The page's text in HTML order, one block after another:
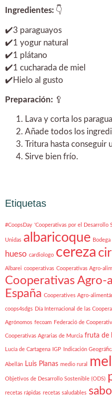
Ingredientes: 👇
✔️3 paraguayos
✔️1 yogur natural
✔️1 plátano
✔️1 cucharada de miel
✔️Hielo al gusto
Preparación: 🥄
Lava y corta los
Añade todos los
Tritura hasta conseguir
Sirve bien frío.
Etiquetas
#CoopsDay 'Cooperativas por el Desarrollo
Unidas albaricoque
hueso cardiologo cereza
Albarei cooperativas Cooperativas Agro-
Cooperativas Agro-
España Cooperatives Agro-
coops4sdgs Día Internacional de las
Agrónomos fecoam Federació de
Cooperativas Agrarias de Murcia fruta de
Lucía de Cartagena IGP Indicación
Abellán Luis Planas medio rural
Objetivos de Desarrollo Sostenible (ODS)
recetas rápidas recetas saludables